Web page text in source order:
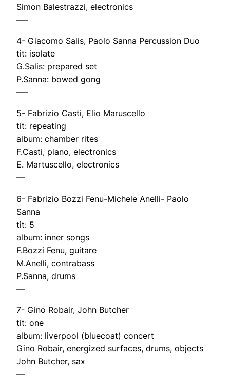
Simon Balestrazzi, electronics
—-
4- Giacomo Salis, Paolo Sanna Percussion Duo
tit: isolate
G.Salis: prepared set
P.Sanna: bowed gong
—-
5- Fabrizio Casti, Elio Maruscello
tit: repeating
album: chamber rites
F.Casti, piano, electronics
E. Martuscello, electronics
—
6- Fabrizio Bozzi Fenu-Michele Anelli- Paolo
Sanna
tit: 5
album: inner songs
F.Bozzi Fenu, guitare
M.Anelli, contrabass
P.Sanna, drums
—
7- Gino Robair, John Butcher
tit: one
album: liverpool (bluecoat) concert
Gino Robair, energized surfaces, drums, objects
John Butcher, sax
—